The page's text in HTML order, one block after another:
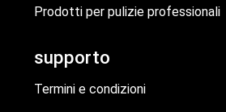
Prodotti per pulizie professionali
supporto
Termini e condizioni